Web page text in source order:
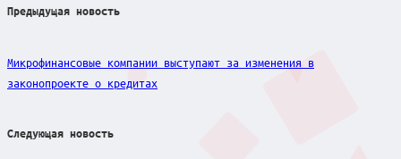
Post
Предыдущая новость
Микрофинансовые компании выступают за изменения в
законопроекте о кредитах
Следующая новость